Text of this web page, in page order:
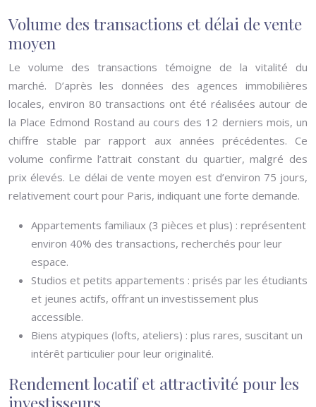
Volume des transactions et délai de vente
moyen
Le volume des transactions témoigne de la vitalité du
marché. D’après les données des agences immobilières
locales, environ 80 transactions ont été réalisées autour de
la Place Edmond Rostand au cours des 12 derniers mois, un
chiffre stable par rapport aux années précédentes. Ce
volume confirme l’attrait constant du quartier, malgré des
prix élevés. Le délai de vente moyen est d’environ 75 jours,
relativement court pour Paris, indiquant une forte demande.
Appartements familiaux (3 pièces et plus) : représentent
environ 40% des transactions, recherchés pour leur
espace.
Studios et petits appartements : prisés par les étudiants
et jeunes actifs, offrant un investissement plus
accessible.
Biens atypiques (lofts, ateliers) : plus rares, suscitant un
intérêt particulier pour leur originalité.
Rendement locatif et attractivité pour les
investisseurs